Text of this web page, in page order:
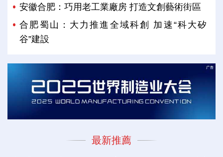
安徽合肥：巧用老工業廠房 打造文創藝術街區
合肥蜀山：大力推進全域科創 加速“科大矽
谷”建設
最新推薦